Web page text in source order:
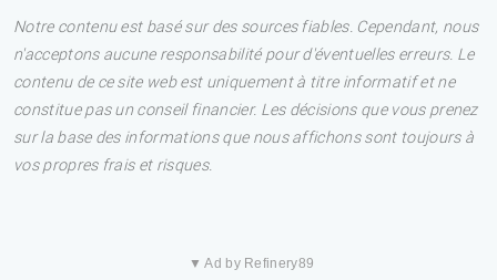
Notre contenu est basé sur des sources fiables. Cependant, nous
n'acceptons aucune responsabilité pour d'éventuelles erreurs. Le
contenu de ce site web est uniquement à titre informatif et ne
constitue pas un conseil financier. Les décisions que vous prenez
sur la base des informations que nous affichons sont toujours à
vos propres frais et risques.
▼ Ad by Refinery89